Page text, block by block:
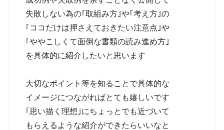
失敗しない為の｢取組み方｣や｢考え方｣の
｢ココだけは押さえておきたい注意点｣や
｢ややこしくて面倒な書類の読み進め方｣
を具体的に紹介したいと思います
大切なポイント等を知ることで具体的な
イメージにつながればとても嬉しいです
｢思い描く理想｣にちょっとでも近づいて
もらえるような紹介ができたらいいなと